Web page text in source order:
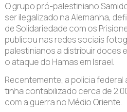
O grupo pró-palestiniano
ser ilegalizado na Alemanha,
de Solidariedade com os
publicou nas redes sociais
palestinianos a distribuir doces
o ataque do Hamas em Israel.
Recentemente, a polícia federal
tinha contabilizado cerca de
com a guerra no Médio Oriente.